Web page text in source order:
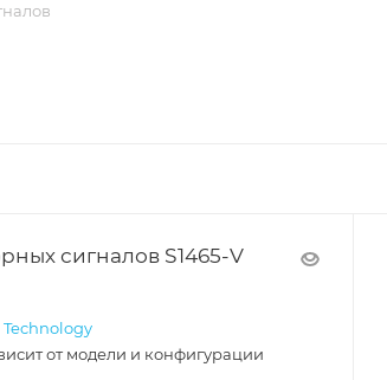
сигналов S1465-V
от модели и конфигурации